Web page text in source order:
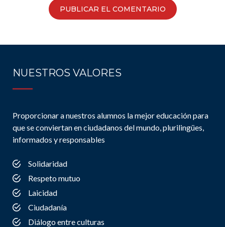
NUESTROS VALORES
Proporcionar a nuestros alumnos la mejor educación para
que se conviertan en ciudadanos del mundo, plurilingües,
informados y responsables
Solidaridad
Respeto mutuo
Laicidad
Ciudadanía
Diálogo entre culturas